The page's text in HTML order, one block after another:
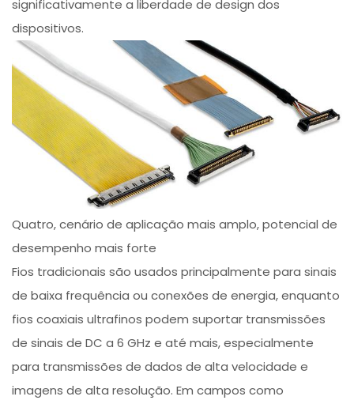
significativamente a liberdade de design dos
dispositivos.
Quatro, cenário de aplicação mais amplo, potencial de
desempenho mais forte
Fios tradicionais são usados principalmente para sinais
de baixa frequência ou conexões de energia, enquanto
fios coaxiais ultrafinos podem suportar transmissões
de sinais de DC a 6 GHz e até mais, especialmente
para transmissões de dados de alta velocidade e
imagens de alta resolução. Em campos como